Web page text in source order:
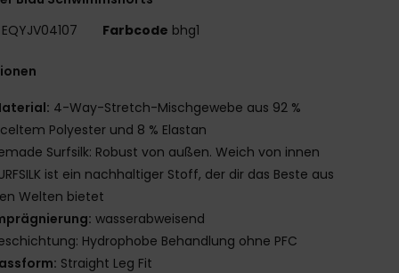
EQYJV04107 Farbcode bhg1
4-Way-Stretch-Mischgewebe aus 92 %
Polyester und 8 % Elastan
Surfsilk: Robust von außen. Weich von innen
ist ein nachhaltiger Stoff, der dir das Beste aus
Welten bietet
wasserabweisend
Hydrophobe Behandlung ohne PFC
Straight Leg Fit